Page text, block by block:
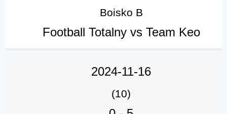
Boisko B
Football Totalny vs Team Keo
2024-11-16
(10)